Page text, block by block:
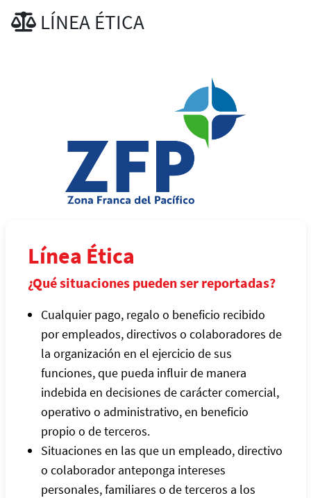
LÍNEA ÉTICA
Línea Ética
¿Qué situaciones pueden ser reportadas?
Cualquier pago, regalo o beneficio recibido
por empleados, directivos o colaboradores de
la organización en el ejercicio de sus
funciones, que pueda influir de manera
indebida en decisiones de carácter comercial,
operativo o administrativo, en beneficio
propio o de terceros.
Situaciones en las que un empleado, directivo
o colaborador anteponga intereses
personales, familiares o de terceros a los